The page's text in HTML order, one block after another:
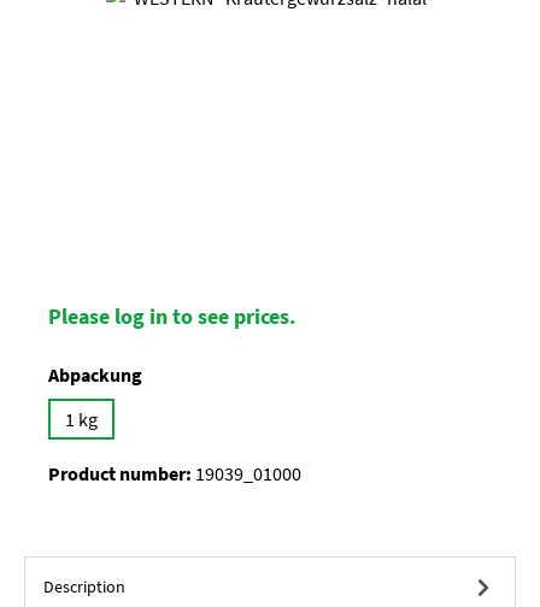
Please log in to see prices.
Select
Abpackung
1 kg
Product number: 19039_01000
Description